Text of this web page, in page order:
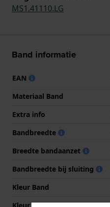
MS1.41110.LG
Band informatie
EAN
Materiaal Band
Extra info
Bandbreedte
Breedte bandaanzet
Bandbreedte bij sluiting
Kleur Band